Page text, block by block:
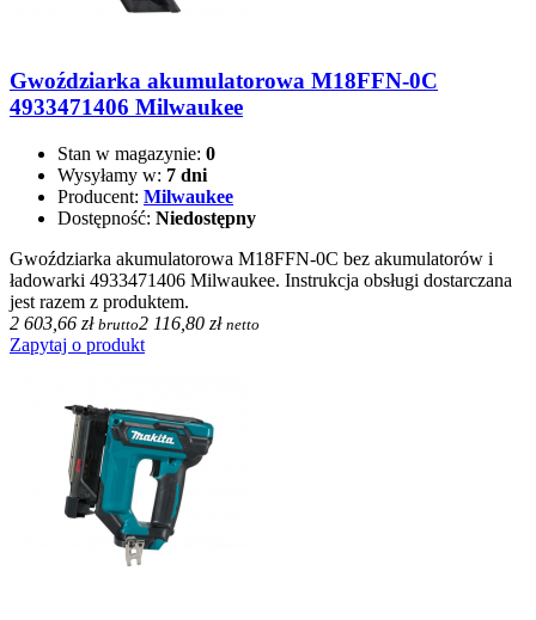
Gwoździarka akumulatorowa M18FFN-0C
4933471406 Milwaukee
Stan w magazynie: 0
Wysyłamy w: 7 dni
Producent: Milwaukee
Dostępność: Niedostępny
Gwoździarka akumulatorowa M18FFN-0C bez akumulatorów i
ładowarki 4933471406 Milwaukee. Instrukcja obsługi dostarczana
jest razem z produktem.
2 603,66 zł brutto2 116,80 zł netto
Zapytaj o produkt